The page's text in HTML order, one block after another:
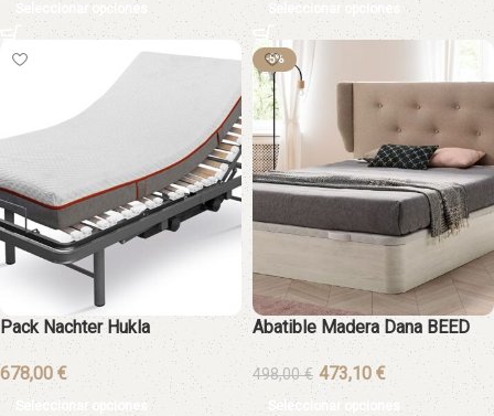
Seleccionar opciones Seleccionar opciones
Pack Nachter Hukla
€
Seleccionar opciones
-5%
Abatible Madera Dana BEED
498,00€ €
Seleccionar opciones